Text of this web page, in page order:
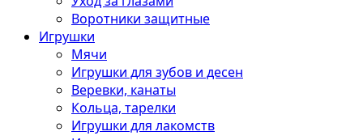
Воротники защитные
Игрушки
Мячи
Игрушки для зубов и десен
Веревки, канаты
Кольца, тарелки
Игрушки для лакомств